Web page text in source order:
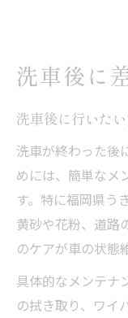
洗車後に
洗車後に行いた
洗車が終わった後
めには、簡単なメ
す。特に福岡県う
黄砂や花粉、道路
のケアが車の状態
具体的なメンテナ
の拭き取り、ワイ